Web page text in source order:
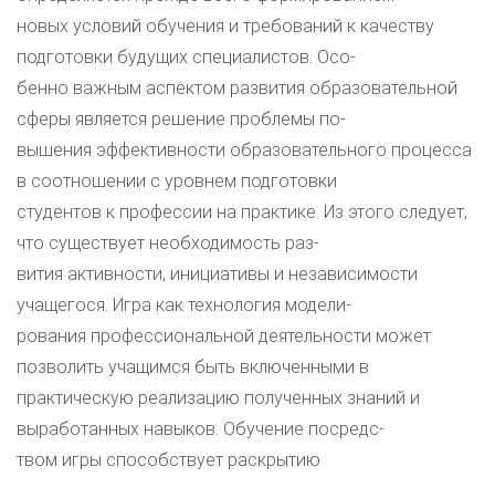
новых условий обучения и требований к качеству
подготовки будущих специалистов. Осо-
бенно важным аспектом развития образовательной
сферы является решение проблемы по-
вышения эффективности образовательного процесса
в соотношении с уровнем подготовки
студентов к профессии на практике. Из этого следует,
что существует необходимость раз-
вития активности, инициативы и независимости
учащегося. Игра как технология модели-
рования профессиональной деятельности может
позволить учащимся быть включенными в
практическую реализацию полученных знаний и
выработанных навыков. Обучение посредс-
твом игры способствует раскрытию